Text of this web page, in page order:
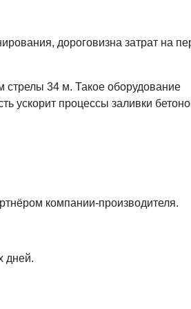
дороговизна затрат на
стрелы 34 м. Такое оборудование
ускорит процессы заливки
компании-производителя.
дней.